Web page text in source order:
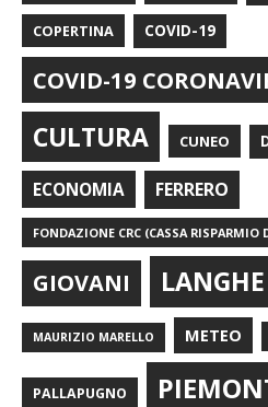
COPERTINA COVID-19
COVID-19
CULTURA CUNEO
ECONOMIA FERRERO
FONDAZIONE CRC (CASSA RISPARMIO
GIOVANI LANGHE
MAURIZIO MARELLO METEO
PALLAPUGNO